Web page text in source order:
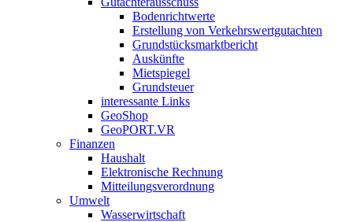
Bodenrichtwerte
Erstellung von Verkehrswertgutachten
Grundstücksmarktbericht
Auskünfte
Mietspiegel
Grundsteuer
interessante Links
GeoShop
GeoPORT.VR
Finanzen
Haushalt
Elektronische Rechnung
Mitteilungsverordnung
Umwelt
Wasserwirtschaft